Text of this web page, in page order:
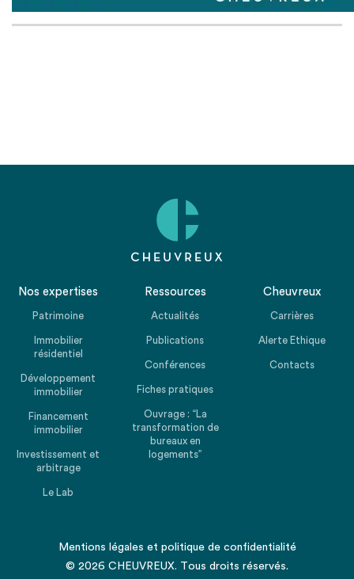
Nos expertises
Patrimoine
Immobilier
résidentiel
Développement
immobilier
Financement
immobilier
Investissement et
arbitrage
Le Lab
Ressources
Actualités
Publications
Conférences
Fiches pratiques
Ouvrage : “La
transformation de
bureaux en
logements”
Cheuvreux
Carrières
Alerte Ethique
Contacts
Mentions légales et politique de confidentialité
© 2026 CHEUVREUX. Tous droits réservés.